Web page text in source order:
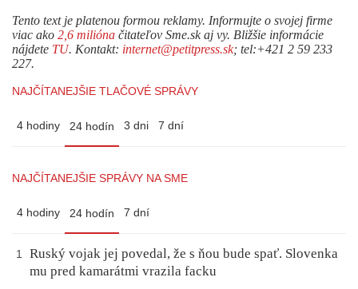
Tento text je platenou formou reklamy. Informujte o svojej firme
viac ako 2,6 milióna čitateľov Sme.sk aj vy. Bližšie informácie
nájdete TU. Kontakt: internet@petitpress.sk; tel:+421 2 59 233
227.
NAJČÍTANEJŠIE TLAČOVÉ SPRÁVY
4 hodiny 24 hodín 3 dni 7 dní
NAJČÍTANEJŠIE SPRÁVY NA SME
4 hodiny 24 hodín 7 dní
1
Ruský vojak jej povedal, že s ňou bude spať. Slovenka
mu pred kamarátmi vrazila facku